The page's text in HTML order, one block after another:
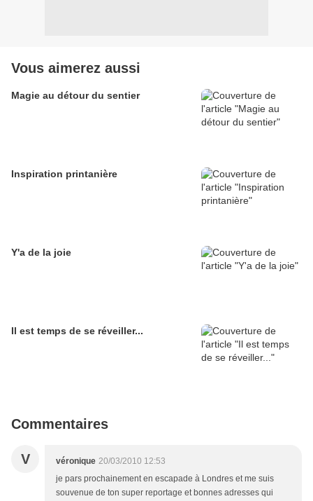
Vous aimerez aussi
Magie au détour du sentier
Inspiration printanière
Y'a de la joie
Il est temps de se réveiller...
Commentaires
V véronique 20/03/2010 12:53
je pars prochainement en escapade à Londres et me suis
souvenue de ton super reportage et bonnes adresses qui